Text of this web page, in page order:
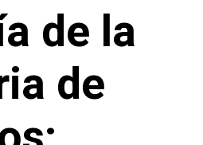
de la
de